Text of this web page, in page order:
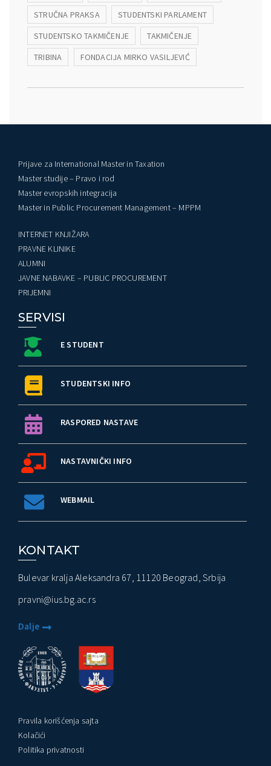
STRUČNA PRAKSA
STUDENTSKI PARLAMENT
STUDENTSKO TAKMIČENJE
TAKMIČENJE
TRIBINA
FONDACIJA MIRKO VASILJEVIĆ
Prijave za International Master in Taxation
Master studije – Pravo i rod
Master evropskih integracija
Master in Public Procurement Management – MPPM
INTERNET KNJIŽARA
PRAVNE KLINIKE
ALUMNI
JAVNE NABAVKE – PUBLIC PROCUREMENT
PRIJEMNI
SERVISI
E STUDENT
STUDENTSKI INFO
RASPORED NASTAVE
NASTAVNIČKI INFO
WEBMAIL
KONTAKT
Bulevar kralja Aleksandra 67, 11120 Beograd, Srbija
pravni@ius.bg.ac.rs
Dalje
Pravila korišćenja sajta
Kolačići
Politika privatnosti